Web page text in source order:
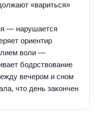
«вариться»
— нарушается
ориентир
воли —
бодрствование
вечером и сном
что день закончен